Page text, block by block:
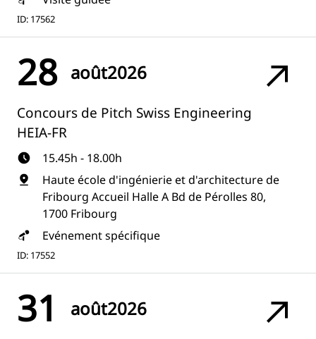
ID: 17562
28 août2026
Concours de Pitch Swiss Engineering
HEIA-FR
15.45h - 18.00h
Haute école d'ingénierie et d'architecture de
Fribourg Accueil Halle A Bd de Pérolles 80,
1700 Fribourg
Evénement spécifique
ID: 17552
31 août2026